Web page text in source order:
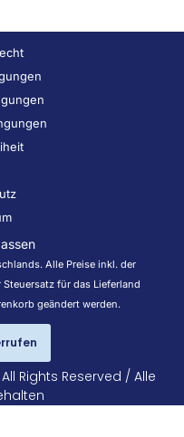
Alle Preise inkl. der
für das Lieferland
geändert werden.
Rights Reserved / Alle